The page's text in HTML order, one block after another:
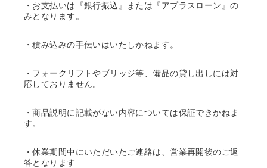
・お支払いは『銀行振込』または『アプラスローン』の
みとなります。
・積み込みの手伝いはいたしかねます。
・フォークリフトやブリッジ等、備品の貸し出しには対
応しておりません。
・商品説明に記載がない内容については保証できかねま
す。
・休業期間中にいただいたご連絡は、営業再開後のご返
答となります